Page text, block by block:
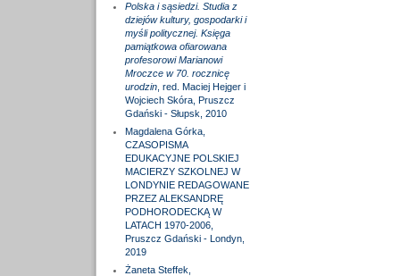
Polska i sąsiedzi. Studia z
dziejów kultury, gospodarki i
myśli politycznej. Księga
pamiątkowa ofiarowana
profesorowi Marianowi
Mroczce w 70. rocznicę
urodzin, red. Maciej Hejger i
Wojciech Skóra, Pruszcz
Gdański - Słupsk, 2010
Magdalena Górka,
CZASOPISMA
EDUKACYJNE POLSKIEJ
MACIERZY SZKOLNEJ W
LONDYNIE REDAGOWANE
PRZEZ ALEKSANDRĘ
PODHORODECKĄ W
LATACH 1970-2006,
Pruszcz Gdański - Londyn,
2019
Żaneta Steffek,